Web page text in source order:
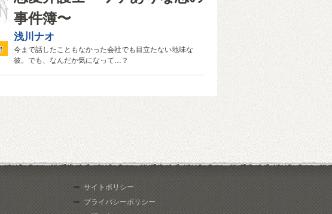
事件簿〜
浅川ナオ
今まで話したこともなかった会社でも目立たない地味な
彼。でも、なんだか気になって…？
サイトポリシー
プライバシーポリシー